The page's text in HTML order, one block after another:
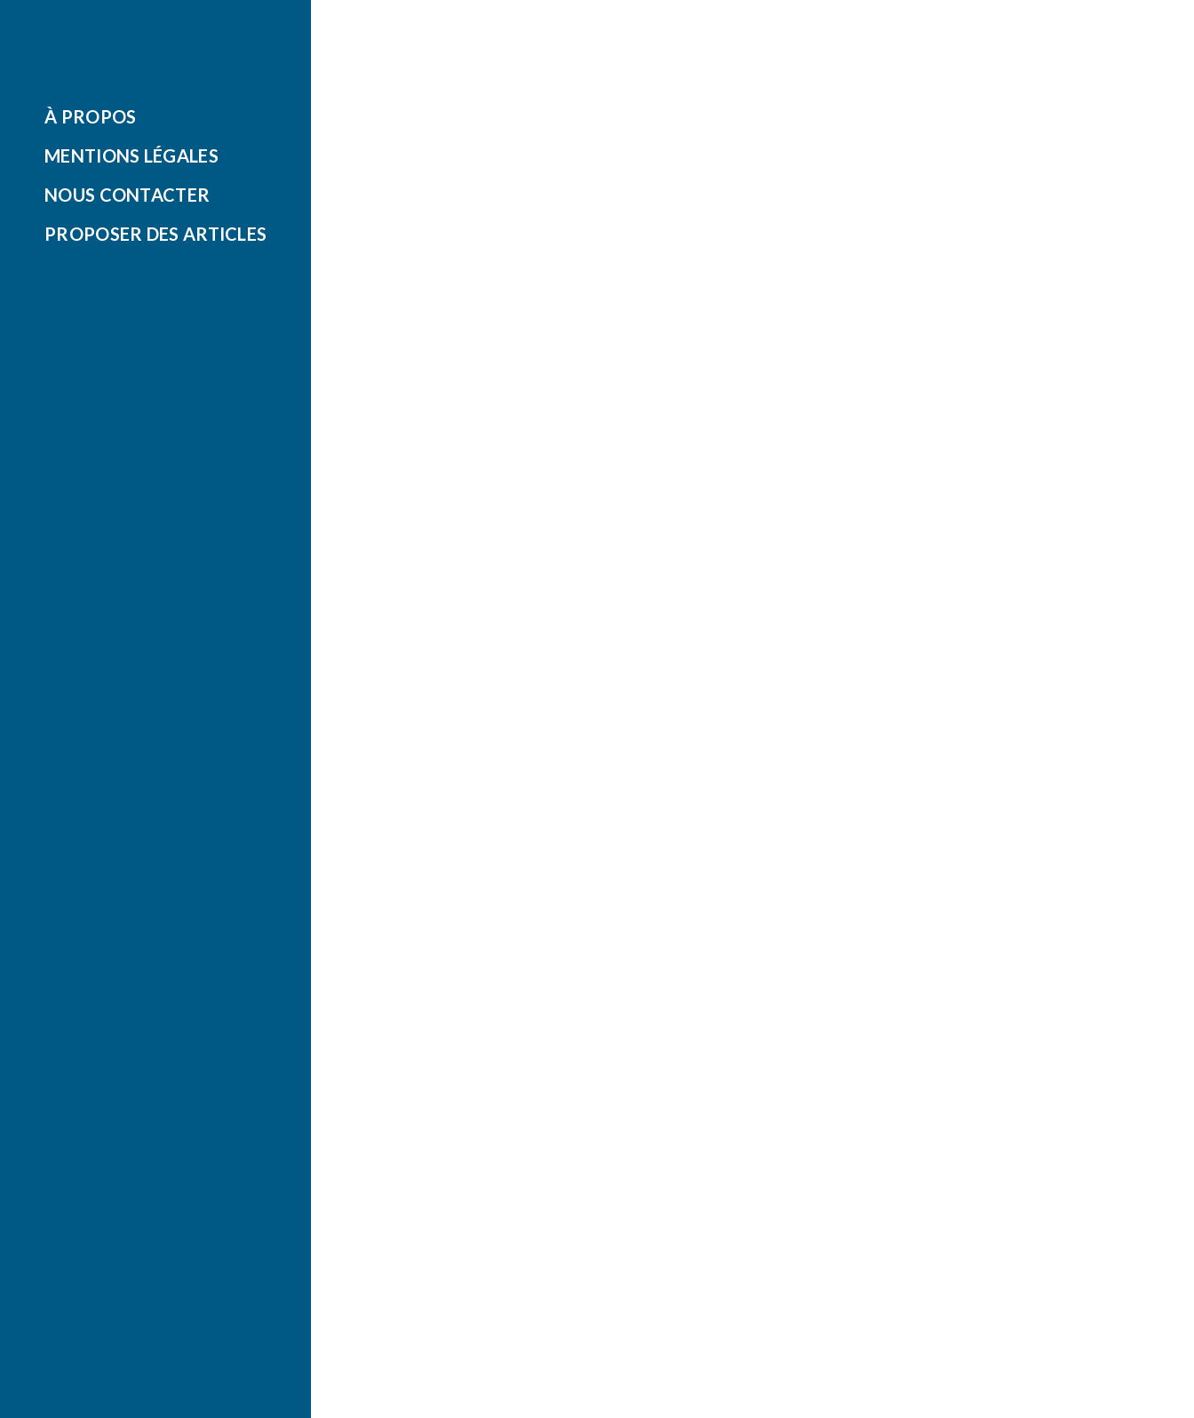
À PROPOS
MENTIONS LÉGALES
NOUS CONTACTER
PROPOSER DES ARTICLES